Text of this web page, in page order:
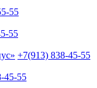
55
55
+7(913) 838-45-55
45-55